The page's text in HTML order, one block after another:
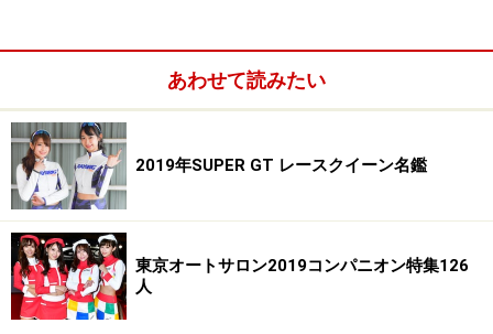
・誕生日／7月2日
・サイズ／B83 W60 H84
・趣味、特技／海外旅行、英会話
・意気込み／皆さん3年目本当にありがとうございま
す。こんなにドリフトエンジェルスにいさせてもらって
本当に幸せです。応援してくれるファンの皆様とドリエ
ンファミリーのおかげです。今年も全力で駆け抜けてい
きます。一緒に最高の1年にしましょう！
あわせて読みたい
2019年SUPER GT レースクイーン名鑑
東京オートサロン2019コンパニオン特集126
人